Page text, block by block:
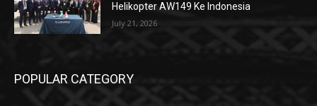
Helikopter AW149 Ke Indonesia
July 21, 2026
POPULAR CATEGORY